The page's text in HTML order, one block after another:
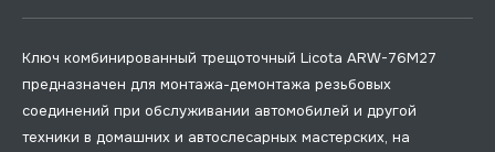
Ключ комбинированный трещоточный Licota ARW-76M27
предназначен для монтажа-демонтажа резьбовых
соединений при обслуживании автомобилей и другой
техники в домашних и автослесарных мастерских, на